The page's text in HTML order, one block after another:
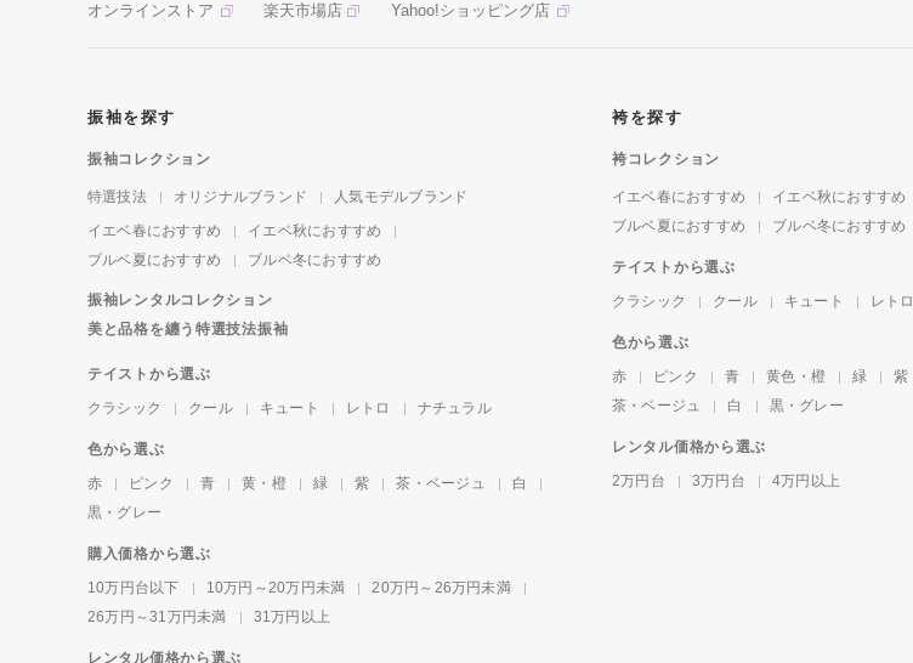
オンラインストア 楽天市場店 Yahoo!ショッピング店
振袖を探す
振袖コレクション
特選技法 オリジナルブランド
人気モデルブランド
イエベ春におすすめ
イエベ秋におすすめ
ブルベ夏におすすめ
ブルベ冬におすすめ
振袖レンタルコレクション
美と品格を纏う特選技法振袖
テイストから選ぶ
クラシック
クール キュート レトロ ナチュラル
色から選ぶ
赤
ピンク 青 黄・橙 緑 紫 茶・ベージュ
白
黒・グレー
購入価格から選ぶ
10万円台以下
10万円～20万円未満
20万円～26万円未満
26万円～31万円未満
31万円以上
レンタル価格から選ぶ
袴を探す
袴コレクション
イエベ春におすすめ
イエベ秋におすすめ
ブルベ夏におすすめ
ブルベ冬におすすめ
テイストから選ぶ
クラシック
クール キュート レトロ
色から選ぶ
赤
ピンク 青 黄色・橙 緑
紫
茶・ベージュ
白 黒・グレー
レンタル価格から選ぶ
2万円台
3万円台 4万円以上